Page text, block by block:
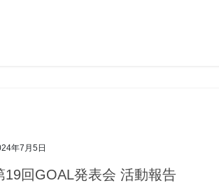
年7月5日
19回GOAL発表会 活動報告